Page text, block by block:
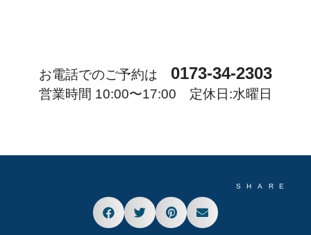
お電話でのご予約は 0173-34-2303
営業時間 10:00〜17:00 定休日:水曜日
SHARE